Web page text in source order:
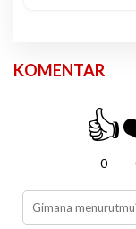
KOMENTAR
👍
0